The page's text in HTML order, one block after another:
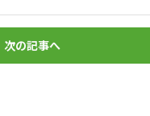
次の記事へ